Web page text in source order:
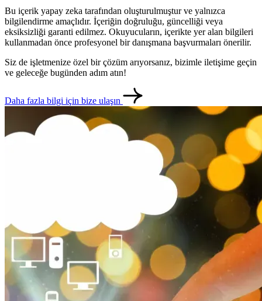
İletişim English
Bu içerik yapay zeka tarafından oluşturulmuştur ve yalnızca
bilgilendirme amaçlıdır. İçeriğin doğruluğu, güncelliği veya
eksiksizliği garanti edilmez. Okuyucuların, içerikte yer alan bilgileri
kullanmadan önce profesyonel bir danışmana başvurmaları önerilir.
Siz de işletmenize özel bir çözüm arıyorsanız, bizimle iletişime geçin
ve geleceğe bugünden adım atın!
Daha fazla bilgi için bize ulaşın